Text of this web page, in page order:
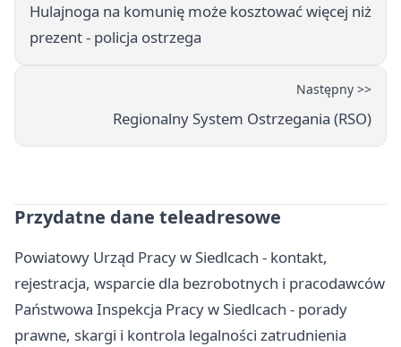
Hulajnoga na komunię może kosztować więcej niż
prezent - policja ostrzega
Następny >>
Regionalny System Ostrzegania (RSO)
Przydatne dane teleadresowe
Powiatowy Urząd Pracy w Siedlcach - kontakt,
rejestracja, wsparcie dla bezrobotnych i pracodawców
Państwowa Inspekcja Pracy w Siedlcach - porady
prawne, skargi i kontrola legalności zatrudnienia